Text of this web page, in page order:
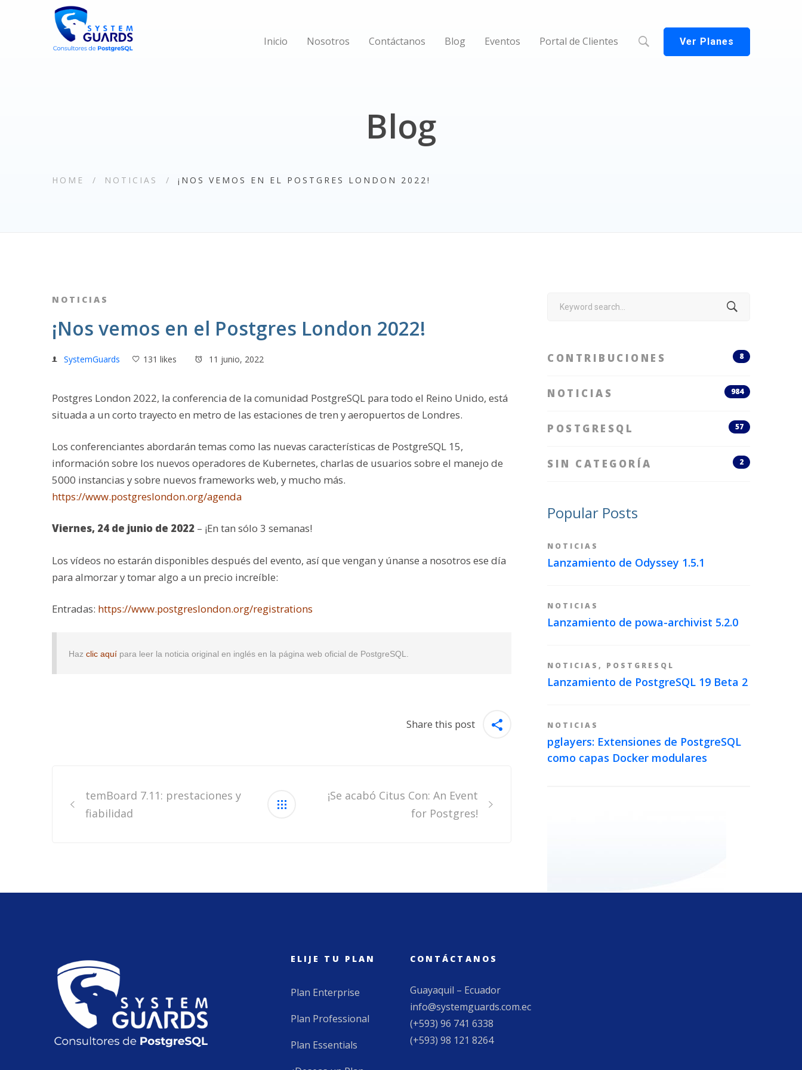
Inicio Nosotros Contáctanos Blog Eventos Portal de Clientes Ver Planes
Blog
HOME NOTICIAS ¡NOS VEMOS EN EL POSTGRES LONDON 2022!
NOTICIAS
¡Nos vemos en el Postgres London 2022!
SystemGuards 131 likes 11 junio, 2022
Postgres London 2022, la conferencia de la comunidad PostgreSQL para todo el Reino Unido, está
situada a un corto trayecto en metro de las estaciones de tren y aeropuertos de Londres.
Los conferenciantes abordarán temas como las nuevas características de PostgreSQL 15,
información sobre los nuevos operadores de Kubernetes, charlas de usuarios sobre el manejo de
5000 instancias y sobre nuevos frameworks web, y mucho más.
https://www.postgreslondon.org/agenda
Viernes, 24 de junio de 2022 – ¡En tan sólo 3 semanas!
Los vídeos no estarán disponibles después del evento, así que vengan y únanse a nosotros ese día
para almorzar y tomar algo a un precio increíble:
Entradas: https://www.postgreslondon.org/registrations
Haz clic aquí para leer la noticia original en inglés en la página web oficial de PostgreSQL.
Share this post
navigation
temBoard 7.11: prestaciones y
fiabilidad
¡Se acabó Citus Con: An Event
for Postgres!
Search
CONTRIBUCIONES 8
NOTICIAS 984
POSTGRESQL 57
SIN CATEGORÍA 2
Popular Posts
NOTICIAS
Lanzamiento de Odyssey 1.5.1
NOTICIAS
Lanzamiento de powa-archivist 5.2.0
NOTICIAS , POSTGRESQL
Lanzamiento de PostgreSQL 19 Beta 2
NOTICIAS
pglayers: Extensiones de PostgreSQL
como capas Docker modulares
ELIJE TU PLAN
Plan Enterprise
Plan Professional
Plan Essentials
CONTÁCTANOS
Guayaquil – Ecuador
info@systemguards.com.ec
(+593) 96 741 6338
(+593) 98 121 8264